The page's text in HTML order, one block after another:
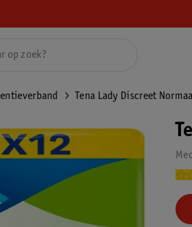
Tena Lady Discreet